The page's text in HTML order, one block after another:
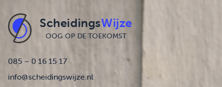
ScheidingsWijze
OOG OP DE TOEKOMST
085 – 0 16 15 17
info@scheidingswijze.nl